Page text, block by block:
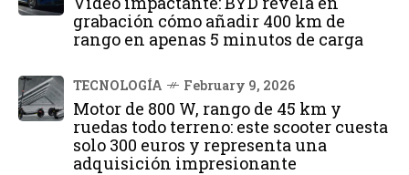
grabación cómo añadir 400 km de
rango en apenas 5 minutos de carga
TECNOLOGÍA February 9, 2026
Motor de 800 W, rango de 45 km y
ruedas todo terreno: este scooter cuesta
solo 300 euros y representa una
adquisición impresionante